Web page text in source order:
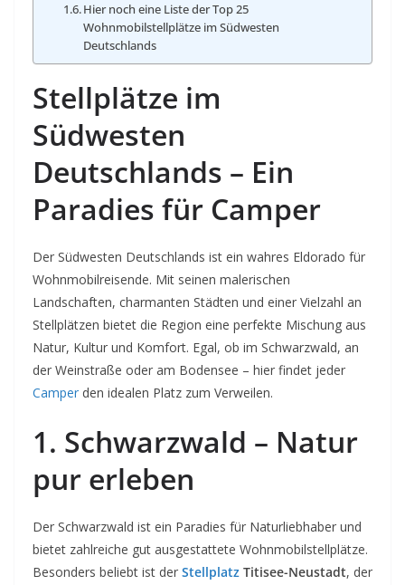
Hier noch eine Liste der Top 25
Wohnmobilstellplätze im Südwesten
Deutschlands
Stellplätze im
Südwesten
Deutschlands – Ein
Paradies für Camper
Der Südwesten Deutschlands ist ein wahres Eldorado für
Wohnmobilreisende. Mit seinen malerischen
Landschaften, charmanten Städten und einer Vielzahl an
Stellplätzen bietet die Region eine perfekte Mischung aus
Natur, Kultur und Komfort. Egal, ob im Schwarzwald, an
der Weinstraße oder am Bodensee – hier findet jeder
Camper den idealen Platz zum Verweilen.
1. Schwarzwald – Natur
pur erleben
Der Schwarzwald ist ein Paradies für Naturliebhaber und
bietet zahlreiche gut ausgestattete Wohnmobilstellplätze.
Besonders beliebt ist der Stellplatz Titisee-Neustadt, der